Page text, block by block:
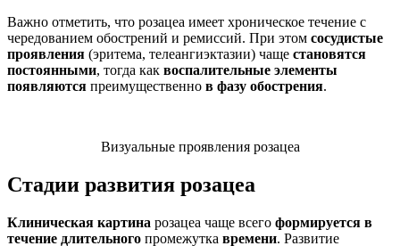
Важно отметить, что розацеа имеет хроническое течение с
чередованием обострений и ремиссий. При этом сосудистые
проявления (эритема, телеангиэктазии) чаще становятся
постоянными, тогда как воспалительные элементы
появляются преимущественно в фазу обострения.
Визуальные проявления розацеа
Стадии развития розацеа
Клиническая картина розацеа чаще всего формируется в
течение длительного промежутка времени. Развитие